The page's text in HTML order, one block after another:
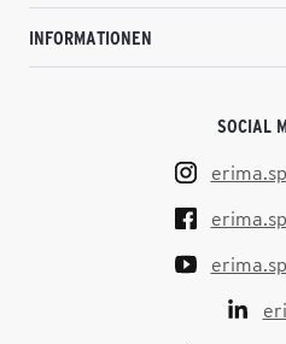
INFORMATIONEN
SOCIAL